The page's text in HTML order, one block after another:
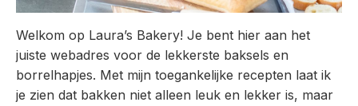
Welkom op Laura’s Bakery! Je bent hier aan het
juiste webadres voor de lekkerste baksels en
borrelhapjes. Met mijn toegankelijke recepten laat ik
je zien dat bakken niet alleen leuk en lekker is, maar